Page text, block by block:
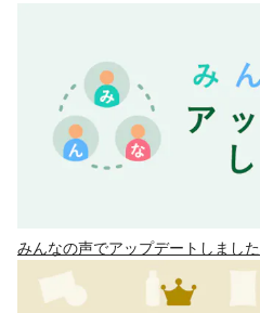
みんなの声でアップデートしました